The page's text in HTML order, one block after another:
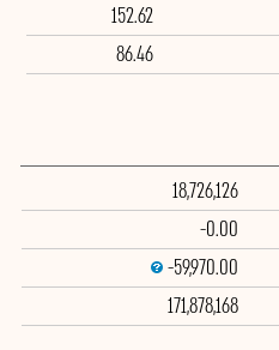
152.62
86.46
18,726,126
-0.00
-59,970.00
171,878,168